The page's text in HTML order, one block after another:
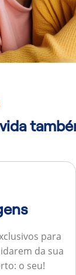
para
da sua
o seu!